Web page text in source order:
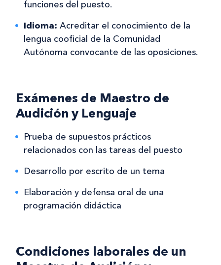
funciones del puesto.
Idioma: Acreditar el conocimiento de la
lengua cooficial de la Comunidad
Autónoma convocante de las oposiciones.
Exámenes de Maestro de
Audición y Lenguaje
Prueba de supuestos prácticos
relacionados con las tareas del puesto
Desarrollo por escrito de un tema
Elaboración y defensa oral de una
programación didáctica
Condiciones laborales de un